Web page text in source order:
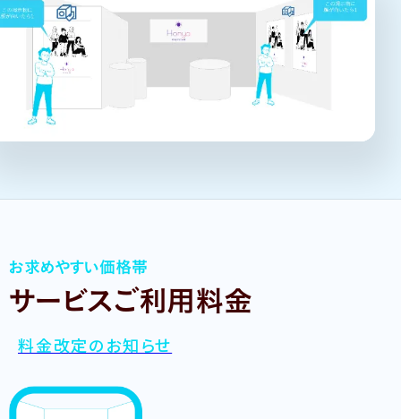
お求めやすい価格帯
サービスご利用料金
料金改定のお知らせ